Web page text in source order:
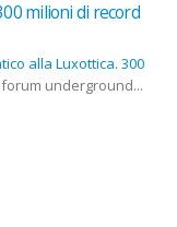
milioni di record
alla Luxottica. 300
underground...